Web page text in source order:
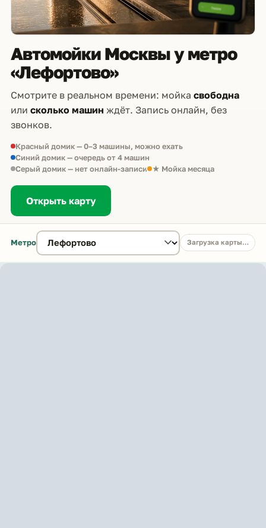
Автомойки Москвы у метро
«Лефортово»
Смотрите в реальном времени: мойка свободна
или сколько машин ждёт. Запись онлайн, без
звонков.
Красный домик — 0–3 машины, можно ехать
Синий домик — очередь от 4 машин
Серый домик — нет онлайн-записи ★ Мойка месяца
Открыть карту
Метро Загрузка карты…